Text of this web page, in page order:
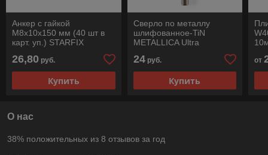
Анкер с гайкой
М8х10х150 мм (40 шт в
карт. уп.) STARFIX
26,80 руб.
Купить
Сверло по металлу
шлифованное-TiN
METALLICA Ultra
10,0х133/87 мм, Р6М5-W-
заточка, 1 шт
24руб.
Купить
от
О нас
38% положительных из 8 отзывов за год